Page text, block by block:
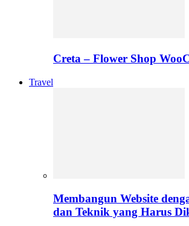
Creta – Flower Shop
Travel
Membangun Website
dan Teknik yang Harus